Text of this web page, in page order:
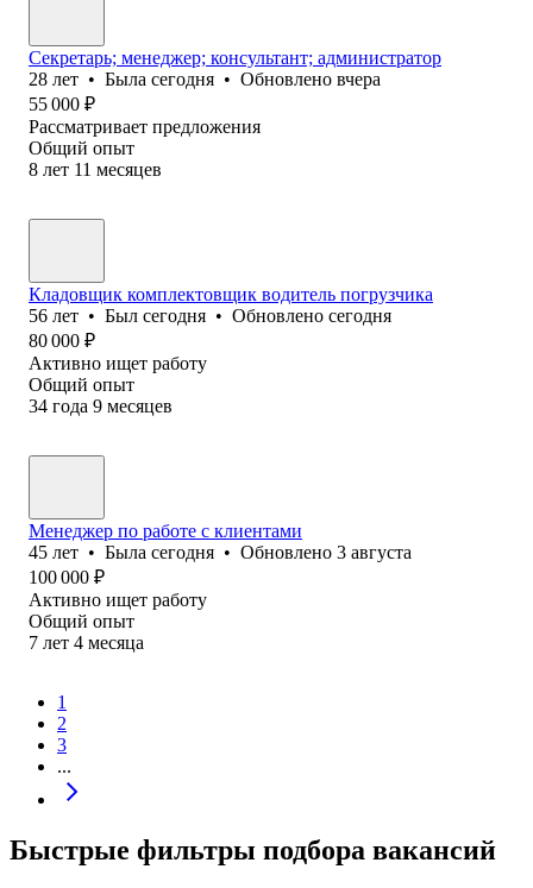
Секретарь; менеджер; консультант; администратор
28 лет • Была сегодня • Обновлено вчера
55 000 ₽
Рассматривает предложения
Общий опыт
8 лет 11 месяцев
Кладовщик комплектовщик водитель погрузчика
56 лет • Был сегодня • Обновлено сегодня
80 000 ₽
Активно ищет работу
Общий опыт
34 года 9 месяцев
Менеджер по работе с клиентами
45 лет • Была сегодня • Обновлено 3 августа
100 000 ₽
Активно ищет работу
Общий опыт
7 лет 4 месяца
1
2
3
...
Быстрые фильтры подбора вакансий